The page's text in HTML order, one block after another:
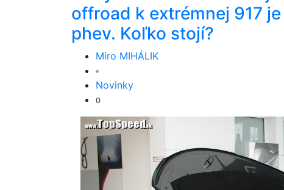
offroad k extrémnej 917 je
phev. Koľko stojí?
Miro MIHÁLIK
Novinky
0